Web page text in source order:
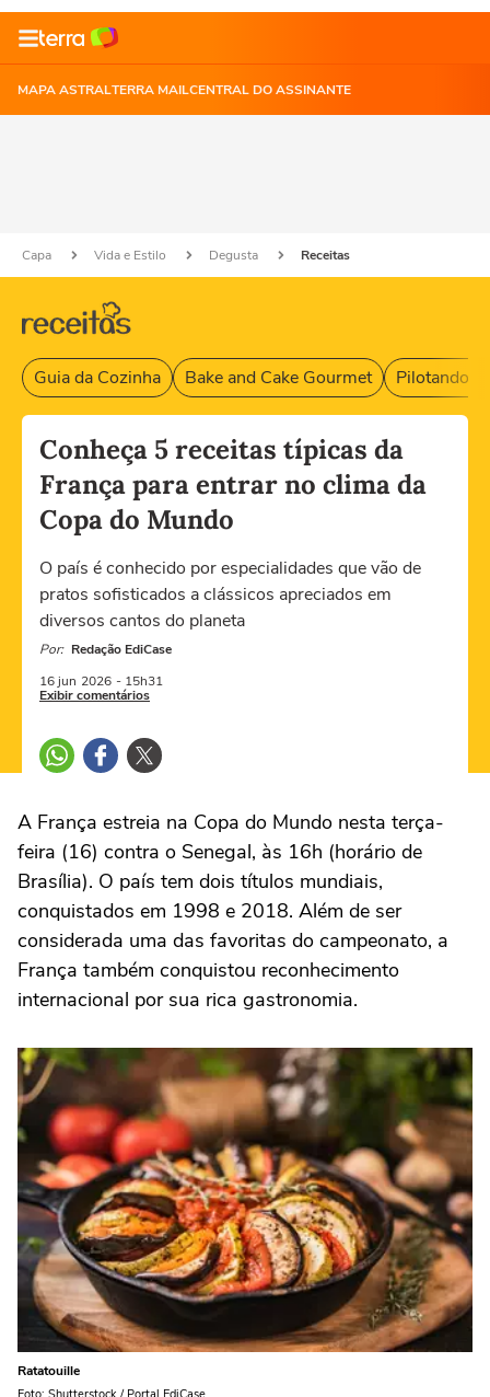
MAPA ASTRALTERRA MAILCENTRAL DO ASSINANTE
Capa Vida e Estilo Degusta Receitas
Guia da Cozinha Bake and Cake Gourmet Pilotando
Conheça 5 receitas típicas da
França para entrar no clima da
Copa do Mundo
O país é conhecido por especialidades que vão de
pratos sofisticados a clássicos apreciados em
diversos cantos do planeta
Por: Redação EdiCase
16 jun 2026 - 15h31
Exibir comentários
A França estreia na Copa do Mundo nesta terça-
feira (16) contra o Senegal, às 16h (horário de
Brasília). O país tem dois títulos mundiais,
conquistados em 1998 e 2018. Além de ser
considerada uma das favoritas do campeonato, a
França também conquistou reconhecimento
internacional por sua rica gastronomia.
Ratatouille